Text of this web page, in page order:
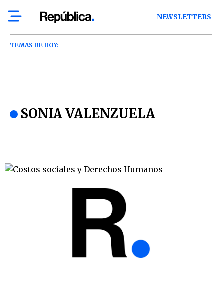
NEWSLETTERS
TEMAS DE HOY:
SONIA VALENZUELA